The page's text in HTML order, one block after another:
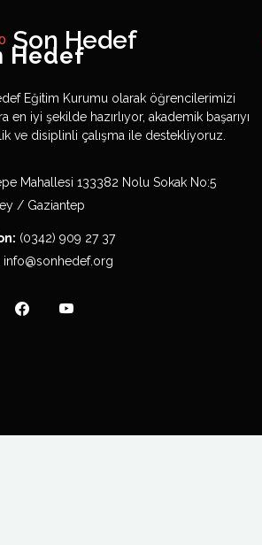
Son Hedef
Hedef
Eğitim Kurumu olarak öğrencilerimizi
en iyi şekilde hazırlıyor, akademik başarıyı
ve disiplinli çalışma ile destekliyoruz.
Mahallesi 133382 Nolu Sokak No:5
/ Gaziantep
(0342) 909 27 37
info@sonhedef.org